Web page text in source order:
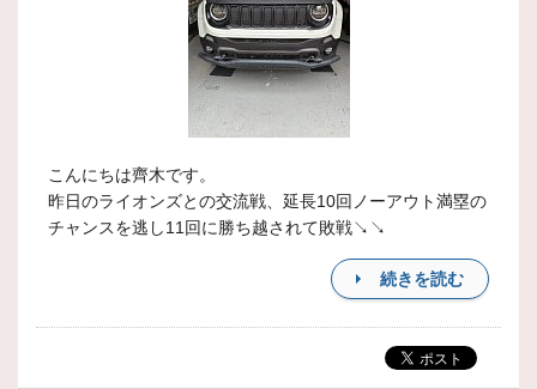
こんにちは齊木です。
昨日のライオンズとの交流戦、延長10回ノーアウト満塁の
チャンスを逃し11回に勝ち越されて敗戦↘↘
続きを読む